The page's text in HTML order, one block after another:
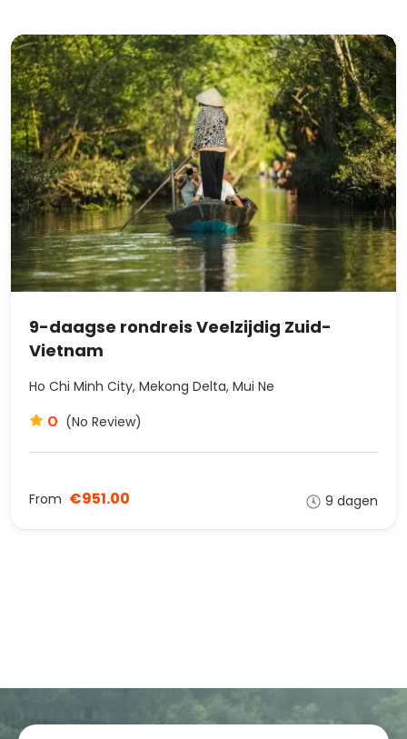
9-daagse rondreis Veelzijdig Zuid-
Vietnam
Ho Chi Minh City, Mekong Delta, Mui Ne
0 (No Review)
From €951.00 9 dagen